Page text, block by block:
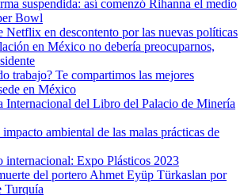
suspendida: así comenzó Rihanna el medio
Bowl
Netflix en descontento por las nuevas políticas
en México no debería preocuparnos,
trabajo? Te compartimos las mejores
en México
Internacional del Libro del Palacio de Minería
ambiental de las malas prácticas de
internacional: Expo Plásticos 2023
del portero Ahmet Eyüp Türkaslan por
Turquía